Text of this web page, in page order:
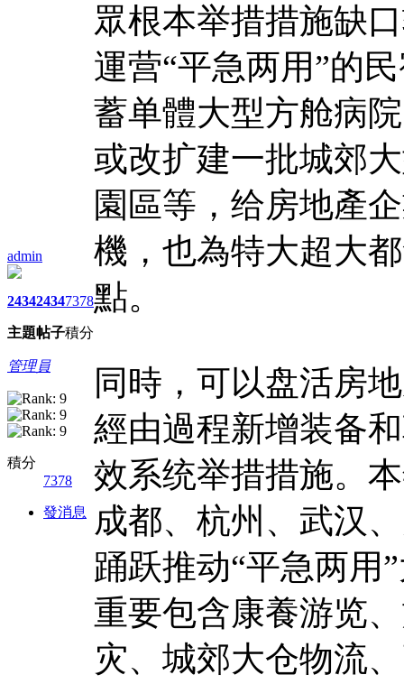
admin
2434
主題
2434
帖子
7378
積分
管理員
積分
7378
發消息
眾根本举措措施缺
運营“平急两用”的
蓄单體大型方舱病
或改扩建一批城郊
園區等，给房地產
機，也為特大超大
點。
同時，可以盘活房
經由過程新增装备
效系统举措措施。
成都、杭州、武汉
踊跃推动“平急两用
重要包含康養游览
灾、城郊大仓物流